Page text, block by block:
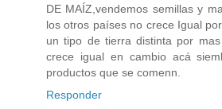
DE MAÍZ,vendemos semillas y
los otros países no crece Igual
un tipo de tierra distinta por
crece igual en cambio acá
productos que se comenn.
Responder